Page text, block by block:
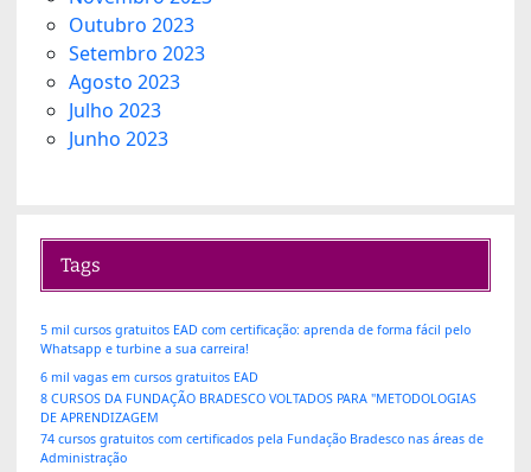
Outubro 2023
Setembro 2023
Agosto 2023
Julho 2023
Junho 2023
Tags
5 mil cursos gratuitos EAD com certificação: aprenda de forma fácil pelo
Whatsapp e turbine a sua carreira!
6 mil vagas em cursos gratuitos EAD
8 CURSOS DA FUNDAÇÃO BRADESCO VOLTADOS PARA "METODOLOGIAS
DE APRENDIZAGEM
74 cursos gratuitos com certificados pela Fundação Bradesco nas áreas de
Administração